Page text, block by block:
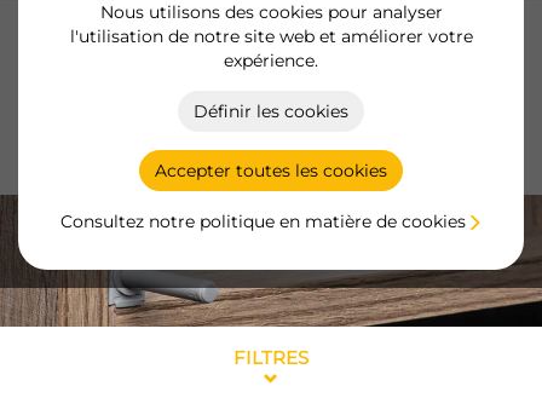
Nous utilisons des cookies pour analyser
l'utilisation de notre site web et améliorer votre
expérience.
Définir les cookies
Accepter toutes les cookies
Consultez notre politique en matière de cookies
Loqueteaux et fermetures
matériaux de haute qualité, offrent sécurité et
des fermetures push et des amortisseurs.
FILTRES